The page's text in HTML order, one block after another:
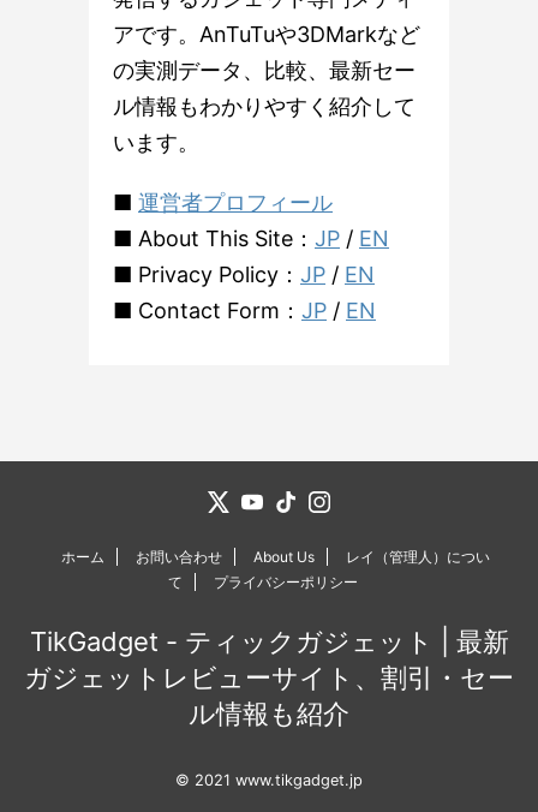
アです。AnTuTuや3DMarkなど
の実測データ、比較、最新セー
ル情報もわかりやすく紹介して
います。
■ 運営者プロフィール
■ About This Site： JP / EN
■ Privacy Policy： JP / EN
■ Contact Form： JP / EN
ホーム お問い合わせ About Us
レイ（管理人）につい
て
プライバシーポリシー
TikGadget - ティックガジェット | 最新
ガジェットレビューサイト、割引・セー
ル情報も紹介
© 2021 www.tikgadget.jp